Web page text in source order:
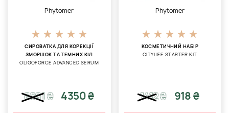
Phytomer
СИРОВАТКА ДЛЯ КОРЕКЦІЇ
ЗМОРШОК ТА ТЕМНИХ КІЛ
OLIGOFORCE ADVANCED SERUM
6691₴ 4350 ₴
Phytomer
КОСМЕТИЧНИЙ НАБІР
CITYLIFE STARTER KIT
1412₴ 918 ₴